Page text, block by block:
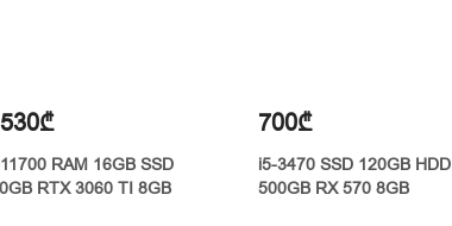
RAM 16GB SSD
RTX 3060 TI 8GB
700₾
i5-3470 SSD 120GB HDD
500GB RX 570 8GB